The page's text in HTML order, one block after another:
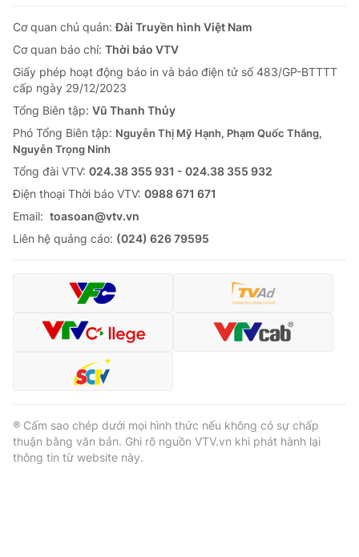
Cơ quan chủ quản:Đài Truyền hình Việt Nam
Cơ quan báo chí: Thời báo VTV
Giấy phép hoạt động báo in và báo điện tử số 483/GP-BTTTT
cấp ngày 29/12/2023
Tổng Biên tập: Vũ Thanh Thủy
Phó Tổng Biên tập: Nguyễn Thị Mỹ Hạnh, Phạm Quốc Thắng,
Nguyễn Trọng Ninh
Tổng đài VTV: 024.38 355 931 - 024.38 355 932
Ðiện thoại Thời báo VTV: 0988 671 671
Email: toasoan@vtv.vn
Liên hệ quảng cáo: (024) 626 79595
® Cấm sao chép dưới mọi hình thức nếu không có sự chấp
thuận bằng văn bản. Ghi rõ nguồn VTV.vn khi phát hành lại
thông tin từ website này.